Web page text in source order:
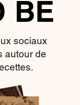
BE
sociaux
autour de